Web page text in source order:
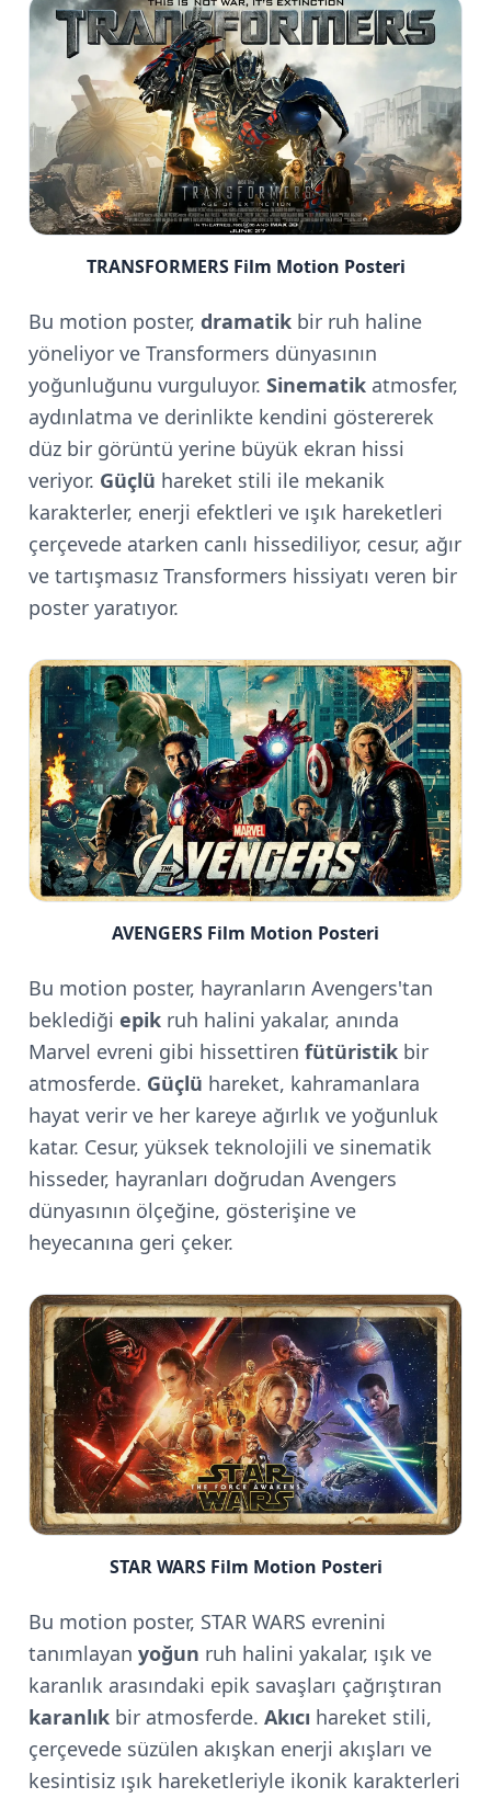
TRANSFORMERS Film Motion Posteri
Bu motion poster, dramatik bir ruh haline
yöneliyor ve Transformers dünyasının
yoğunluğunu vurguluyor. Sinematik atmosfer,
aydınlatma ve derinlikte kendini göstererek
düz bir görüntü yerine büyük ekran hissi
veriyor. Güçlü hareket stili ile mekanik
karakterler, enerji efektleri ve ışık hareketleri
çerçevede atarken canlı hissediliyor, cesur, ağır
ve tartışmasız Transformers hissiyatı veren bir
poster yaratıyor.
AVENGERS Film Motion Posteri
Bu motion poster, hayranların Avengers'tan
beklediği epik ruh halini yakalar, anında
Marvel evreni gibi hissettiren fütüristik bir
atmosferde. Güçlü hareket, kahramanlara
hayat verir ve her kareye ağırlık ve yoğunluk
katar. Cesur, yüksek teknolojili ve sinematik
hisseder, hayranları doğrudan Avengers
dünyasının ölçeğine, gösterişine ve
heyecanına geri çeker.
STAR WARS Film Motion Posteri
Bu motion poster, STAR WARS evrenini
tanımlayan yoğun ruh halini yakalar, ışık ve
karanlık arasındaki epik savaşları çağrıştıran
karanlık bir atmosferde. Akıcı hareket stili,
çerçevede süzülen akışkan enerji akışları ve
kesintisiz ışık hareketleriyle ikonik karakterleri